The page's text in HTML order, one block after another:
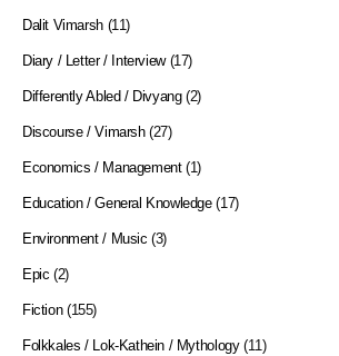
Dalit Vimarsh (11)
Diary / Letter / Interview (17)
Differently Abled / Divyang (2)
Discourse / Vimarsh (27)
Economics / Management (1)
Education / General Knowledge (17)
Environment / Music (3)
Epic (2)
Fiction (155)
Folkkales / Lok-Kathein / Mythology (11)